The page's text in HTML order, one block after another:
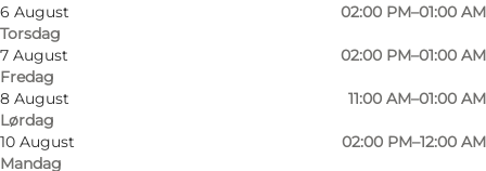
6 August
Torsdag
02:00 PM–01:00 AM
7 August
Fredag
02:00 PM–01:00 AM
8 August
Lørdag
11:00 AM–01:00 AM
10 August
Mandag
02:00 PM–12:00 AM